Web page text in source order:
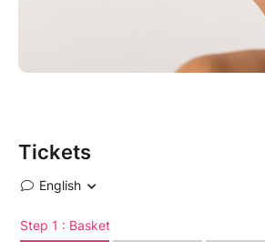
Tickets